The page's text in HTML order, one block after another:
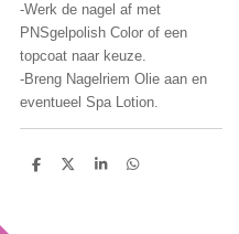
-Werk de nagel af met
PNSgelpolish Color of een
topcoat naar keuze.
-Breng Nagelriem Olie aan en
eventueel Spa Lotion.
D
D
S
D